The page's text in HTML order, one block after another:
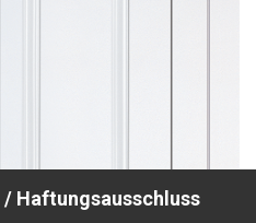
(+)
Haftungsausschluss